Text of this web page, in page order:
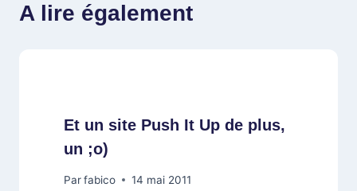
A lire également
Et un site Push It Up de plus,
un ;o)
Parfabico 14 mai 2011